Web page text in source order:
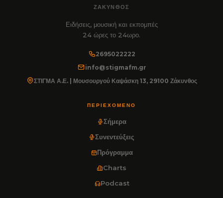
ΖΆΚΥΝΘΟΣ
Ειδήσεις, μουσική και εκπομπές
24 ώρες το 24ωρο.
2695022222
info@stigmafm.gr
ΣΤΙΓΜΑ Α.Ε. | Μουσουργού Καψάσκη 13, 29100 Ζάκυνθος
ΠΕΡΙΕΧΌΜΕΝΟ
Σήμερα
Συνεντεύξεις
Πρόγραμμα
Charts
Podcast